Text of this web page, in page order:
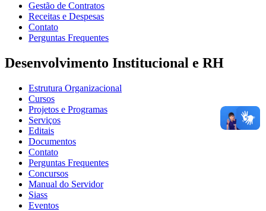
Gestão de Contratos
Receitas e Despesas
Contato
Perguntas Frequentes
Desenvolvimento Institucional e RH
Estrutura Organizacional
Cursos
Projetos e Programas
Serviços
Editais
Documentos
Contato
Perguntas Frequentes
Concursos
Manual do Servidor
Siass
Eventos